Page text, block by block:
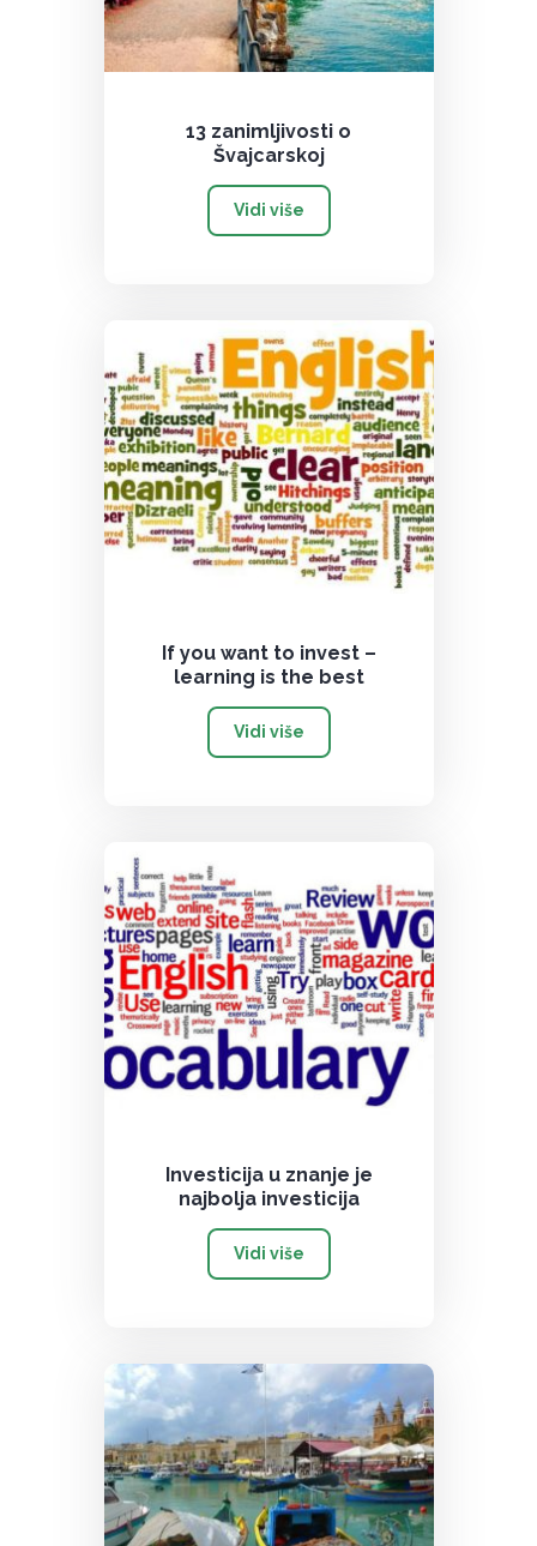
13 zanimljivosti o
Švajcarskoj
Vidi više
If you want to invest –
learning is the best
Vidi više
Investicija u znanje je
najbolja investicija
Vidi više